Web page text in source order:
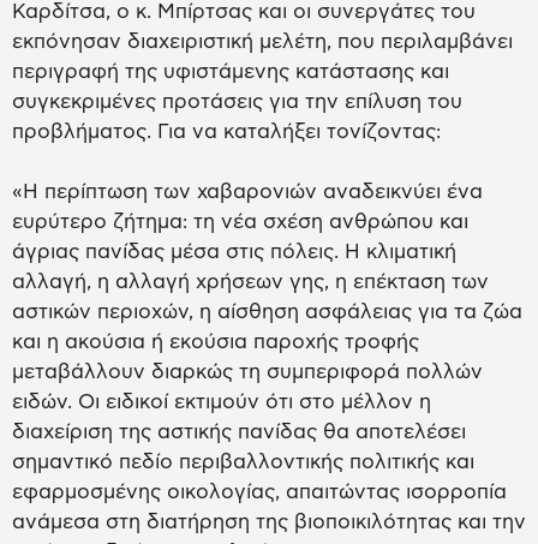
Καρδίτσα, ο κ. Μπίρτσας και οι συνεργάτες του
εκπόνησαν διαχειριστική μελέτη, που περιλαμβάνει
περιγραφή της υφιστάμενης κατάστασης και
συγκεκριμένες προτάσεις για την επίλυση του
προβλήματος. Για να καταλήξει τονίζοντας:
«Η περίπτωση των χαβαρονιών αναδεικνύει ένα
ευρύτερο ζήτημα: τη νέα σχέση ανθρώπου και
άγριας πανίδας μέσα στις πόλεις. Η κλιματική
αλλαγή, η αλλαγή χρήσεων γης, η επέκταση των
αστικών περιοχών, η αίσθηση ασφάλειας για τα ζώα
και η ακούσια ή εκούσια παροχής τροφής
μεταβάλλουν διαρκώς τη συμπεριφορά πολλών
ειδών. Οι ειδικοί εκτιμούν ότι στο μέλλον η
διαχείριση της αστικής πανίδας θα αποτελέσει
σημαντικό πεδίο περιβαλλοντικής πολιτικής και
εφαρμοσμένης οικολογίας, απαιτώντας ισορροπία
ανάμεσα στη διατήρηση της βιοποικιλότητας και την